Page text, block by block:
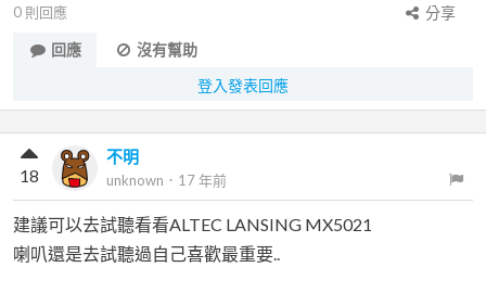
0 則回應
分享
回應
沒有幫助
登入發表回應
不明
unknown ． 17 年前
18
建議可以去試聽看看ALTEC LANSING MX5021
喇叭還是去試聽過自己喜歡最重要..